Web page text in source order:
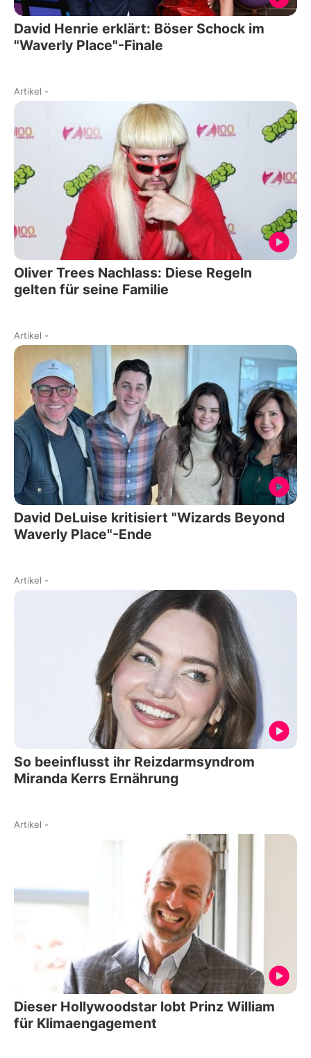
David Henrie erklärt: Böser Schock im
"Waverly Place"-Finale
Artikel -
Oliver Trees Nachlass: Diese Regeln
gelten für seine Familie
Artikel -
David DeLuise kritisiert "Wizards Beyond
Waverly Place"-Ende
Artikel -
So beeinflusst ihr Reizdarmsyndrom
Miranda Kerrs Ernährung
Artikel -
Dieser Hollywoodstar lobt Prinz William
für Klimaengagement